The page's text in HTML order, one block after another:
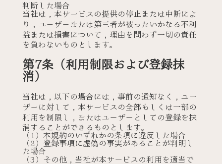
判断した場合
当社は，本サービスの提供の停止または中断によ
り，ユーザーまたは第三者が被ったいかなる不利
益または損害について，理由を問わず一切の責任
を負わないものとします。
第7条（利用制限および登録抹
消）
当社は，以下の場合には，事前の通知なく，ユー
ザーに対して，本サービスの全部もしくは一部の
利用を制限し，またはユーザーとしての登録を抹
消することができるものとします。
（1）本規約のいずれかの条項に違反した場合
（2）登録事項に虚偽の事実があることが判明し
た場合
（3）その他，当社が本サービスの利用を適当で